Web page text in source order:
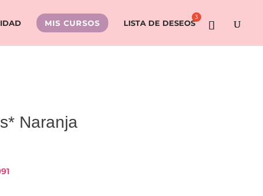
MIS CURSOS LISTA DE DESEOS
Naranja